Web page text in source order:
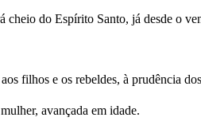
cheio do Espírito Santo, já desde o
filhos e os rebeldes, à prudência
avançada em idade.